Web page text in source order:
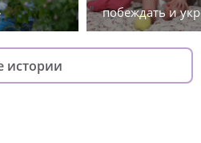
побеждать и
истории